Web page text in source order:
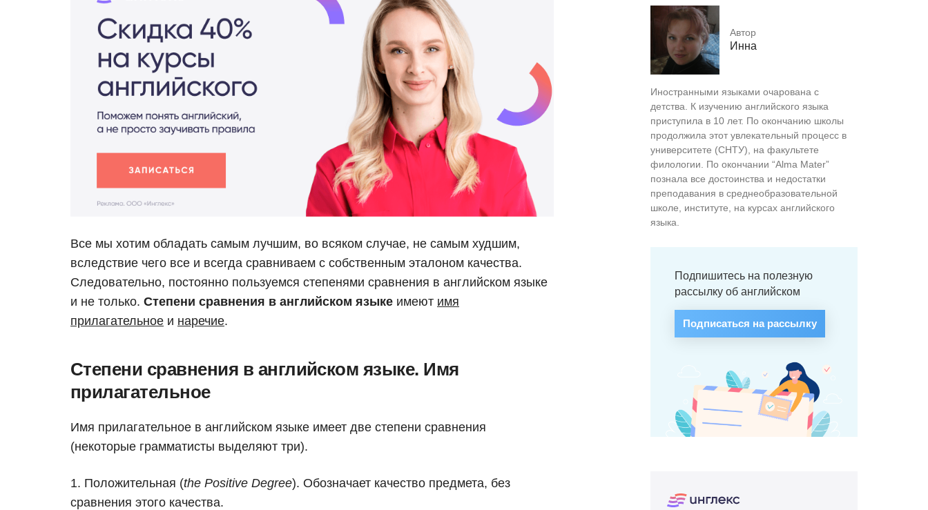
Все мы хотим обладать самым лучшим, во всяком случае, не самым худшим,
вследствие чего все и всегда сравниваем с собственным эталоном качества.
Следовательно, постоянно пользуемся степенями сравнения в английском языке
и не только. Степени сравнения в английском языке имеют имя
прилагательное и наречие.
Степени сравнения в английском языке. Имя
прилагательное
Имя прилагательное в английском языке имеет две степени сравнения
(некоторые грамматисты выделяют три).
Положительная (the Positive Degree). Обозначает качество предмета, без
сравнения этого качества.
Автор
Инна
Иностранными языками очарована с
детства. К изучению английского языка
приступила в 10 лет. По окончанию школы
продолжила этот увлекательный процесс в
университете (СНТУ), на факультете
филологии. По окончании “Alma Mater”
познала все достоинства и недостатки
преподавания в среднеобразовательной
школе, институте, на курсах английского
языка.
Подпишитесь на полезную
рассылку об английском
Подписаться на рассылку